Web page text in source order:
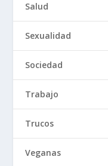
Salud
Sexualidad
Sociedad
Trabajo
Trucos
Veganas